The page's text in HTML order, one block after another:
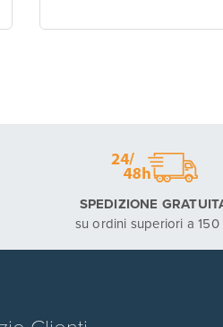
SPEDIZIONE
su ordini superiori a